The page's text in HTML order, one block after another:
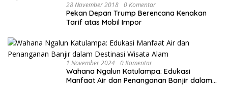
28 November 2018 0 Komentar
Pekan Depan Trump Berencana Kenakan
Tarif atas Mobil Impor
1 November 2024 0 Komentar
Wahana Ngalun Katulampa: Edukasi
Manfaat Air dan Penanganan Banjir dalam